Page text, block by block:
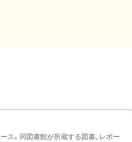
ス。同図書館が所蔵する図書、レポー